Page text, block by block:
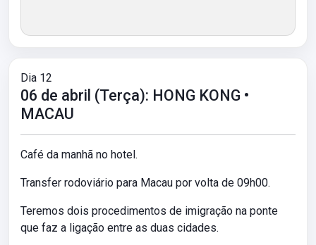
Dia 12
06 de abril (Terça): HONG KONG •
MACAU
Café da manhã no hotel.
Transfer rodoviário para Macau por volta de 09h00.
Teremos dois procedimentos de imigração na ponte
que faz a ligação entre as duas cidades.